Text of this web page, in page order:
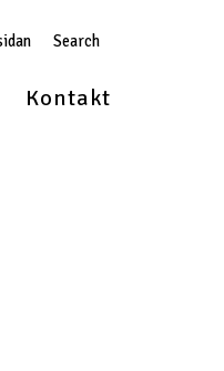
Search
Kontakt